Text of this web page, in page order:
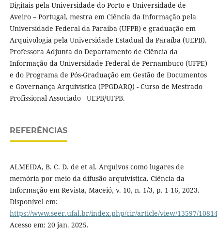
Digitais pela Universidade do Porto e Universidade de
Aveiro – Portugal, mestra em Ciência da Informação pela
Universidade Federal da Paraíba (UFPB) e graduação em
Arquivologia pela Universidade Estadual da Paraíba (UEPB).
Professora Adjunta do Departamento de Ciência da
Informação da Universidade Federal de Pernambuco (UFPE)
e do Programa de Pós-Graduação em Gestão de Documentos
e Governança Arquivística (PPGDARQ) - Curso de Mestrado
Profissional Associado - UEPB/UFPB.
REFERÊNCIAS
ALMEIDA, B. C. D. de et al. Arquivos como lugares de
memória por meio da difusão arquivística. Ciência da
Informação em Revista, Maceió, v. 10, n. 1/3, p. 1-16, 2023.
Disponível em:
https://www.seer.ufal.br/index.php/cir/article/view/13597/
Acesso em: 20 jan. 2025.